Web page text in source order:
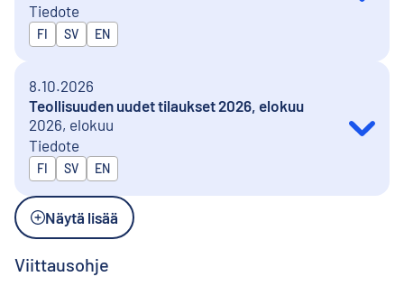
Tiedote
Julkaistaan kielillä
FI SV EN
8.10.2026
Teollisuuden uudet tilaukset 2026, elokuu
2026, elokuu
Tiedote
Julkaistaan kielillä
FI SV EN
Näytä lisää
Viittausohje